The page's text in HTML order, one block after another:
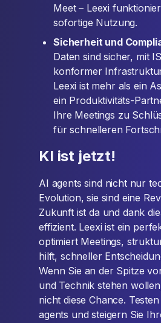
Meet – Leexi
sofortige Nutzung.
Sicherheit und
Daten sind sicher, mit
konformer
Leexi ist mehr als ein
ein Produktivitäts-
Ihre Meetings zu
für schnelleren
KI ist jetzt!
AI agents sind nicht nur
Evolution, sie sind eine
Zukunft ist da und dank
effizient. Leexi ist ein
optimiert Meetings,
hilft, schneller
Wenn Sie an der Spitze
und Technik stehen
nicht diese Chance. Testen
agents und steigern Sie